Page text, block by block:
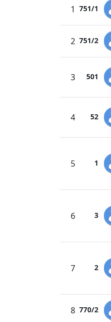
1 751/1
2 751/2
3 501
4 52
5 1
6 3
7 2
8 770/2